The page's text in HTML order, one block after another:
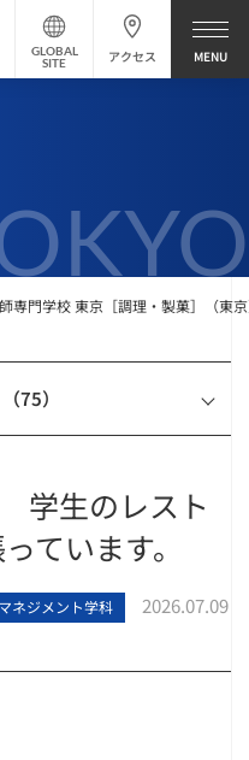
アクセス
GLOBAL
SITE
専門学校 東京［調理・製菓］（東
75）
学生のレスト
ています。
ネジメント学科 2026.07.09